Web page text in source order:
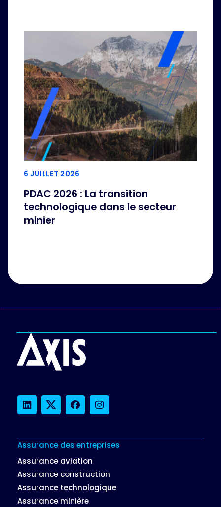
6 JUILLET 2026
PDAC 2026 : La transition
technologique dans le secteur
minier
LinkedInTwitterFacebookInstagram
Assurance des entreprises
Assurance aviation
Assurance construction
Assurance technologique
Assurance minière